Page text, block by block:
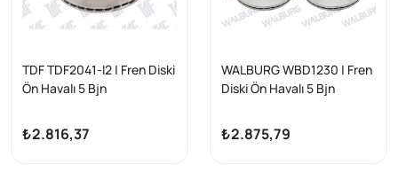
TDF TDF2041-I2 | Fren Diski
Ön Havalı 5 Bjn
Kangoo Express (Fc0 / 1_)
1.5 DCI 2008-/ Kangoo
₺2.816,37
WALBURG WBD1230 | Fren
Diski Ön Havalı 5 Bjn
Kangoo Express (Fc0 / 1_)
1.5 DCI 2008-/ Kangoo
₺2.875,79